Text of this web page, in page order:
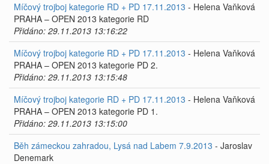
Míčový trojboj kategorie RD + PD 17.11.2013 - Helena Vaňková
PRAHA – OPEN 2013 kategorie RD
Přidáno: 29.11.2013 13:16:22
Míčový trojboj kategorie RD + PD 17.11.2013 - Helena Vaňková
PRAHA – OPEN 2013 kategorie PD 2.
Přidáno: 29.11.2013 13:15:48
Míčový trojboj kategorie RD + PD 17.11.2013 - Helena Vaňková
PRAHA – OPEN 2013 kategorie PD 1.
Přidáno: 29.11.2013 13:15:00
Běh zámeckou zahradou, Lysá nad Labem 7.9.2013 - Jaroslav
Denemark